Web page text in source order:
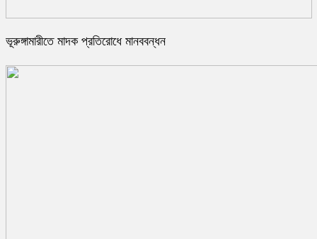
ভূরুঙ্গামারীতে মাদক প্রতিরোধে মানববন্ধন